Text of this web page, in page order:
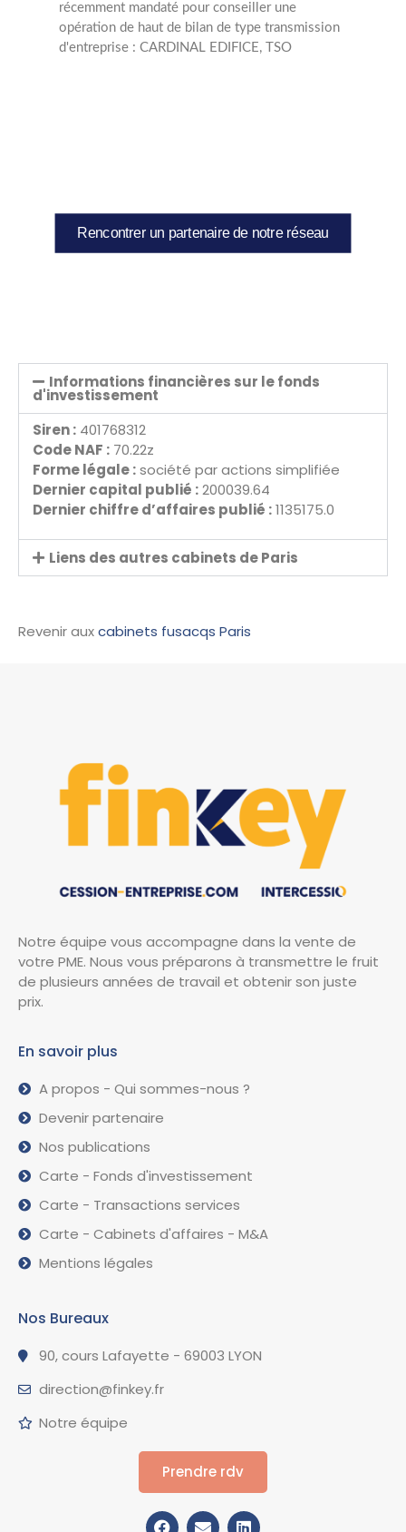
récemment mandaté pour conseiller une
opération de haut de bilan de type transmission
d'entreprise : CARDINAL EDIFICE, TSO
Rencontrer un partenaire de notre réseau
Informations financières sur le fonds
d'investissement
Siren : 401768312
Code NAF : 70.22z
Forme légale :société par actions simplifiée
Dernier capital publié :200039.64
Dernier chiffre d’affaires publié :1135175.0
Liens des autres cabinets de Paris
Revenir auxcabinets fusacqs Paris
Notre équipe vous accompagne dans la vente de
votre PME. Nous vous préparons à transmettre le fruit
de plusieurs années de travail et obtenir son juste
prix.
En savoir plus
A propos - Qui sommes-nous ?
Devenir partenaire
Nos publications
Carte - Fonds d'investissement
Carte - Transactions services
Carte - Cabinets d'affaires - M&A
Mentions légales
Nos Bureaux
90, cours Lafayette - 69003 LYON
direction@finkey.fr
Notre équipe
Prendre rdv